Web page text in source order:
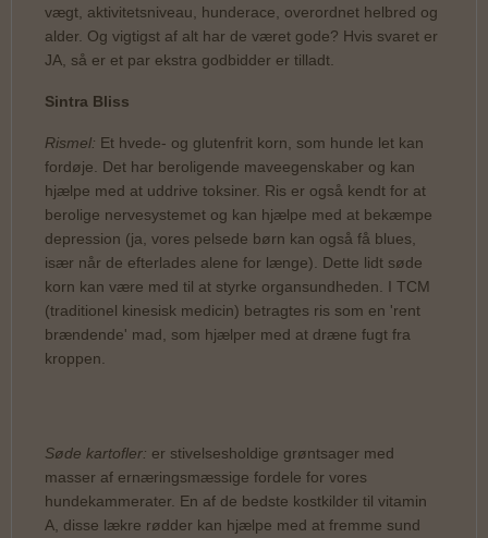
vægt, aktivitetsniveau, hunderace, overordnet helbred og
alder. Og vigtigst af alt har de været gode? Hvis svaret er
JA, så er et par ekstra godbidder er tilladt.
Sintra Bliss
Rismel: Et hvede- og glutenfrit korn, som hunde let kan
fordøje. Det har beroligende maveegenskaber og kan
hjælpe med at uddrive toksiner. Ris er også kendt for at
berolige nervesystemet og kan hjælpe med at bekæmpe
depression (ja, vores pelsede børn kan også få blues,
især når de efterlades alene for længe). Dette lidt søde
korn kan være med til at styrke organsundheden. I TCM
(traditionel kinesisk medicin) betragtes ris som en 'rent
brændende' mad, som hjælper med at dræne fugt fra
kroppen.
Søde kartofler: er stivelsesholdige grøntsager med
masser af ernæringsmæssige fordele for vores
hundekammerater. En af de bedste kostkilder til vitamin
A, disse lækre rødder kan hjælpe med at fremme sund